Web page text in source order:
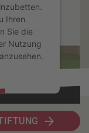
Ihren
Sie die
Nutzung